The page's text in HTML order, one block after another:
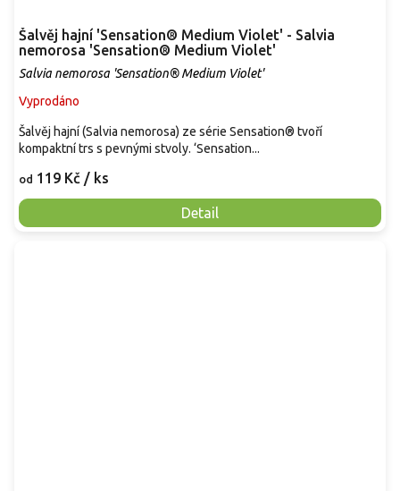
Šalvěj hajní 'Sensation® Medium Violet' - Salvia
nemorosa 'Sensation® Medium Violet'
Salvia nemorosa 'Sensation® Medium Violet'
Vyprodáno
od 119 Kč / ks
Detail
Šalvěj hajní (Salvia nemorosa) ze série Sensation® tvoří
kompaktní trs s pevnými stvoly. ‘Sensation...